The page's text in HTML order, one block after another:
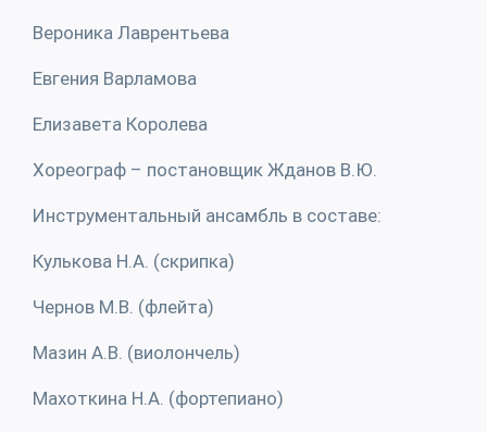
Вероника Лаврентьева
Евгения Варламова
Елизавета Королева
Хореограф – постановщик Жданов В.Ю.
Инструментальный ансамбль в составе:
Кулькова Н.А. (скрипка)
Чернов М.В. (флейта)
Мазин А.В. (виолончель)
Махоткина Н.А. (фортепиано)